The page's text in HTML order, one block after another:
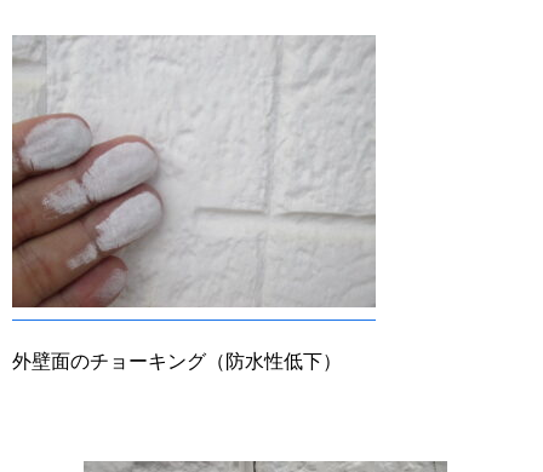
外壁面のチョーキング（防水性低下）